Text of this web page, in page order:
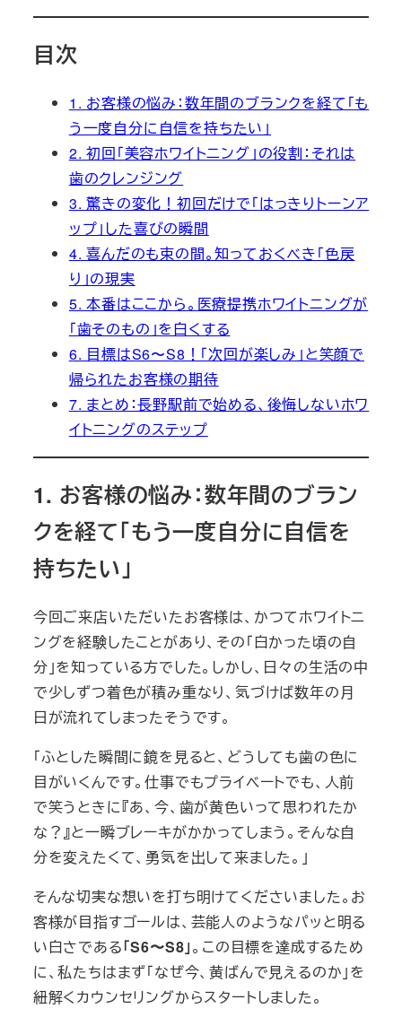
目次
1. お客様の悩み：数年間のブランクを経て「も
う一度自分に自信を持ちたい」
2. 初回「美容ホワイトニング」の役割：それは
歯のクレンジング
3. 驚きの変化！初回だけで「はっきりトーンア
ップ」した喜びの瞬間
4. 喜んだのも束の間。知っておくべき「色戻
り」の現実
5. 本番はここから。医療提携ホワイトニングが
「歯そのもの」を白くする
6. 目標はS6〜S8！「次回が楽しみ」と笑顔で
帰られたお客様の期待
7. まとめ：長野駅前で始める、後悔しないホワ
イトニングのステップ
1. お客様の悩み：数年間のブラン
クを経て「もう一度自分に自信を
持ちたい」
今回ご来店いただいたお客様は、かつてホワイトニ
ングを経験したことがあり、その「白かった頃の自
分」を知っている方でした。しかし、日々の生活の中
で少しずつ着色が積み重なり、気づけば数年の月
日が流れてしまったそうです。
「ふとした瞬間に鏡を見ると、どうしても歯の色に
目がいくんです。仕事でもプライベートでも、人前
で笑うときに『あ、今、歯が黄色いって思われたか
な？』と一瞬ブレーキがかかってしまう。そんな自
分を変えたくて、勇気を出して来ました。」
そんな切実な想いを打ち明けてくださいました。お
客様が目指すゴールは、芸能人のようなパッと明る
い白さである「S6〜S8」。この目標を達成するため
に、私たちはまず「なぜ今、黄ばんで見えるのか」を
紐解くカウンセリングからスタートしました。